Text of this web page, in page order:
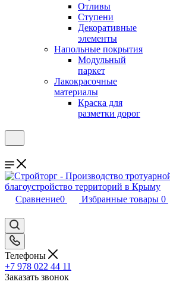
Отливы
Ступени
Декоративные
элементы
Напольные покрытия
Модульный
паркет
Лакокрасочные
материалы
Краска для
разметки дорог
Сравнение0 Избранные товары 0
Телефоны
+7 978 022 44 11
Заказать звонок